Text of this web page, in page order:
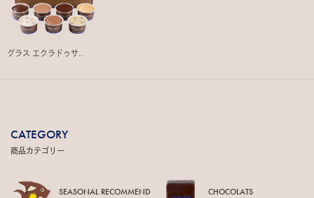
グラス エクラドゥサ...
CATEGORY
商品カテゴリー
SEASONAL RECOMMEND CHOCOLATS